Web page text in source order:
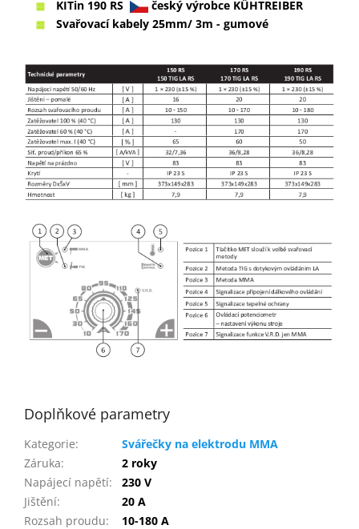
KITin 190 RS
český výrobce KÜHTREIBER
Svařovací kabely 25mm/ 3m - gumové
Doplňkové parametry
Kategorie:
Svářečky na elektrodu MMA
Záruka:
2 roky
Napájecí napětí:
230 V
Jištění:
20 A
Rozsah proudu:
10-180 A